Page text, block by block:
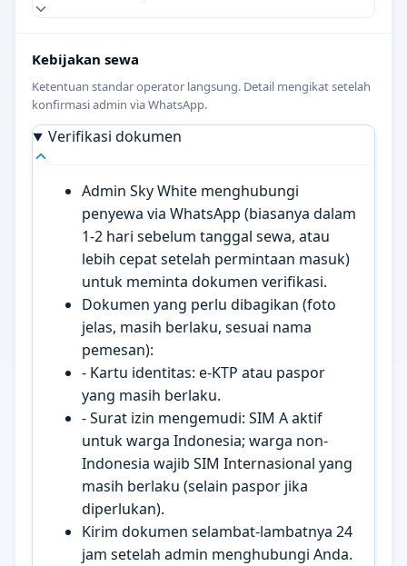
Kebijakan sewa
Ketentuan standar operator langsung. Detail mengikat setelah
konfirmasi admin via WhatsApp.
Verifikasi dokumen
Admin Sky White menghubungi
penyewa via WhatsApp (biasanya dalam
1-2 hari sebelum tanggal sewa, atau
lebih cepat setelah permintaan masuk)
untuk meminta dokumen verifikasi.
Dokumen yang perlu dibagikan (foto
jelas, masih berlaku, sesuai nama
pemesan):
- Kartu identitas: e-KTP atau paspor
yang masih berlaku.
- Surat izin mengemudi: SIM A aktif
untuk warga Indonesia; warga non-
Indonesia wajib SIM Internasional yang
masih berlaku (selain paspor jika
diperlukan).
Kirim dokumen selambat-lambatnya 24
jam setelah admin menghubungi Anda.